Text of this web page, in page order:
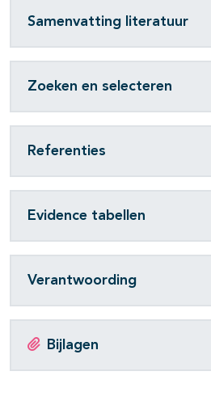
Samenvatting literatuur
Zoeken en selecteren
Referenties
Evidence tabellen
Verantwoording
Bijlagen